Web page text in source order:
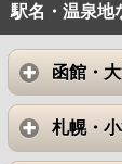
駅名・温泉地
函館・
札幌・